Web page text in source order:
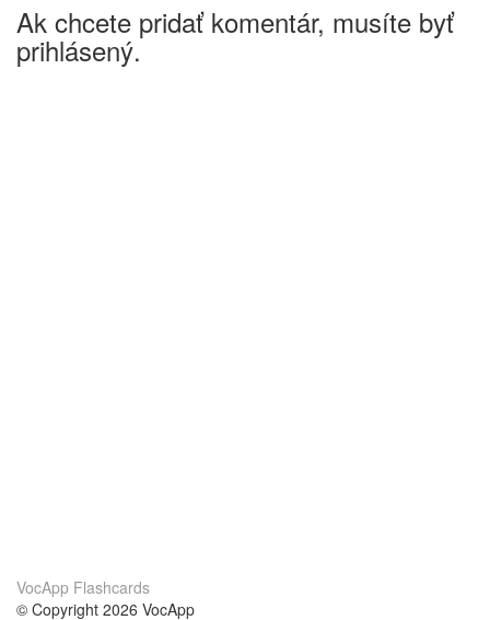
Ak chcete pridať komentár, musíte byť
prihlásený.
VocApp Flashcards
© Copyright 2026 VocApp